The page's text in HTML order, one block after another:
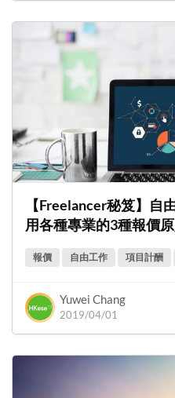
【Freelancer秘笈】自
用各種專業的3種報價
報價 自由工作 項目計酬
Yuwei Chang
2019/04/01